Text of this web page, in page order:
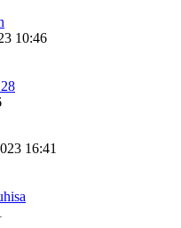
10:46
16:41